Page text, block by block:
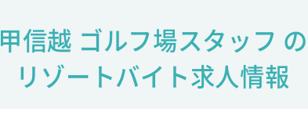
甲信越 ゴルフ場スタッフ の
リゾートバイト求人情報